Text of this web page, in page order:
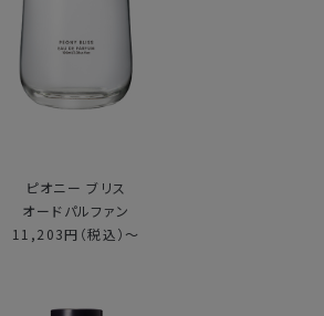
ピオニー ブリス
オードパルファン
11,203円（税込）～